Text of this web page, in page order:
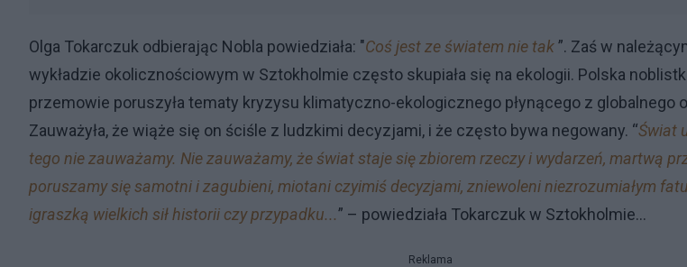
Olga Tokarczuk odbierając Nobla powiedziała: "Coś jest ze światem nie tak”. Zaś w
wykładzie okolicznościowym w Sztokholmie często skupiała się na ekologii. Polska
przemowie poruszyła tematy kryzysu klimatyczno-ekologicznego płynącego z globalnego
Zauważyła, że wiąże się on ściśle z ludzkimi decyzjami, i że często bywa negowany. “Świat
tego nie zauważamy. Nie zauważamy, że świat staje się zbiorem rzeczy i wydarzeń, martwą
poruszamy się samotni i zagubieni, miotani czyimiś decyzjami, zniewoleni niezrozumiałym
igraszką wielkich sił historii czy przypadku...” – powiedziała Tokarczuk w Sztokholmie…
Reklama